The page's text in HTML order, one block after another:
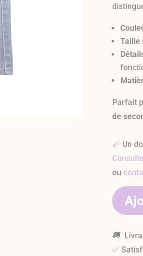
Taille
Parfait
de
📏 Un
ou
🚚
✅